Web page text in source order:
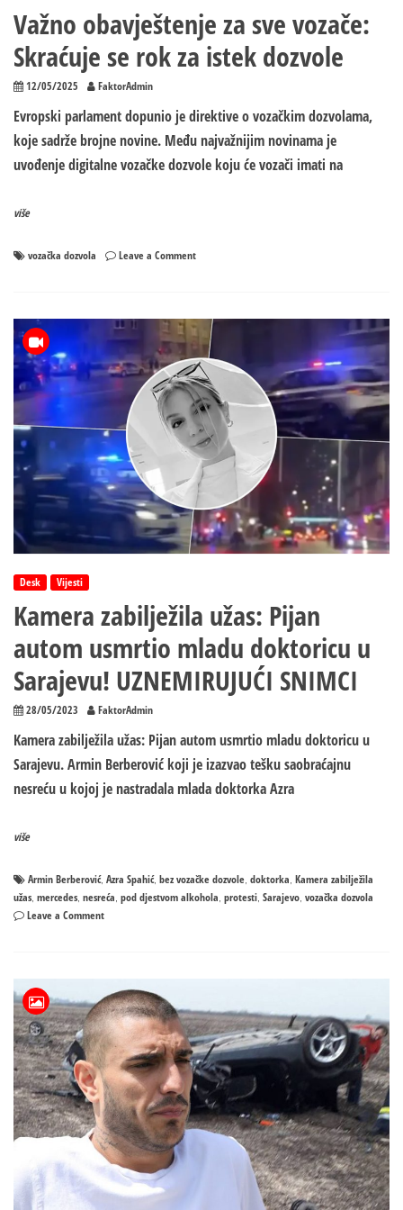
Važno obavještenje za sve vozače:
Skraćuje se rok za istek dozvole
12/05/2025 FaktorAdmin
Evropski parlament dopunio je direktive o vozačkim dozvolama,
koje sadrže brojne novine. Među najvažnijim novinama je
uvođenje digitalne vozačke dozvole koju će vozači imati na
više
vozačka dozvola Leave a Commenton
sve
vozače:
Skraćuje
se
rok
za
istek
dozvole
Desk Vijesti
Kamera zabilježila užas: Pijan
autom usmrtio mladu doktoricu u
Sarajevu! UZNEMIRUJUĆI SNIMCI
28/05/2023 FaktorAdmin
Kamera zabilježila užas: Pijan autom usmrtio mladu doktoricu u
Sarajevu. Armin Berberović koji je izazvao tešku saobraćajnu
nesreću u kojoj je nastradala mlada doktorka Azra
više
Armin Berberović, Azra Spahić, bez vozačke dozvole doktorka Kamera zabilježila
užas mercedes nesreća pod djestvom alkohola protesti Sarajevo vozačka dozvola
Leave a Commenton
Pijan
autom
usmrtio
mladu
doktoricu
u
Sarajevu!
UZNEMIRUJUĆI
SNIMCI